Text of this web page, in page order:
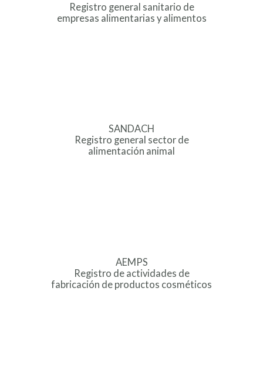
Registro general sanitario de
empresas alimentarias y alimentos
SANDACH
Registro general sector de
alimentación animal
AEMPS
Registro de actividades de
fabricación de productos cosméticos